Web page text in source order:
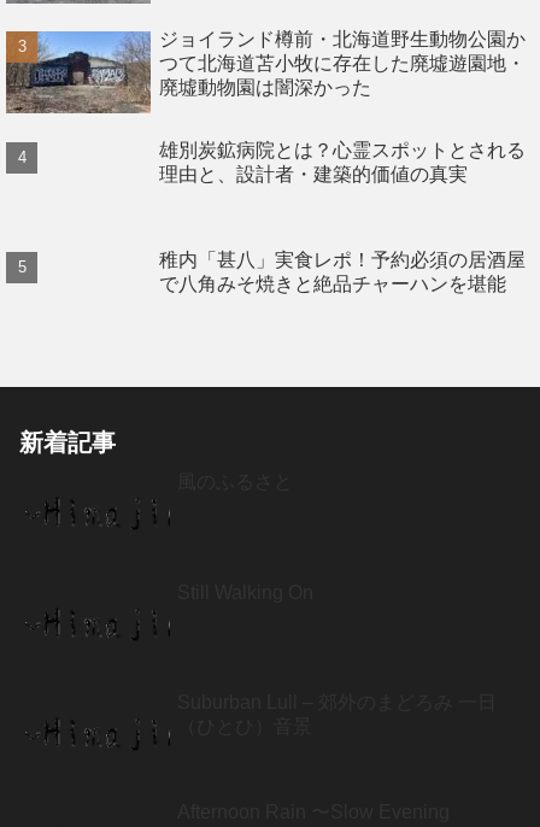
ジョイランド樽前・北海道野生動物公園か
つて北海道苫小牧に存在した廃墟遊園地・
廃墟動物園は闇深かった
雄別炭鉱病院とは？心霊スポットとされる
理由と、設計者・建築的価値の真実
稚内「甚八」実食レポ！予約必須の居酒屋
で八角みそ焼きと絶品チャーハンを堪能
新着記事